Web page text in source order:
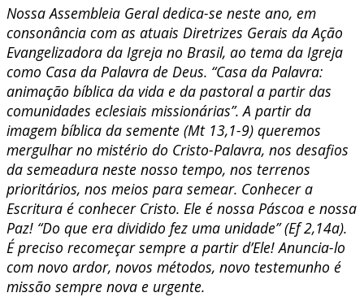
Nossa Assembleia Geral dedica-se neste ano, em
consonância com as atuais Diretrizes Gerais da Ação
Evangelizadora da Igreja no Brasil, ao tema da Igreja
como Casa da Palavra de Deus. “Casa da Palavra:
animação bíblica da vida e da pastoral a partir das
comunidades eclesiais missionárias”. A partir da
imagem bíblica da semente (Mt 13,1-9) queremos
mergulhar no mistério do Cristo-Palavra, nos desafios
da semeadura neste nosso tempo, nos terrenos
prioritários, nos meios para semear. Conhecer a
Escritura é conhecer Cristo. Ele é nossa Páscoa e nossa
Paz! “Do que era dividido fez uma unidade” (Ef 2,14a).
É preciso recomeçar sempre a partir d’Ele! Anuncia-lo
com novo ardor, novos métodos, novo testemunho é
missão sempre nova e urgente.